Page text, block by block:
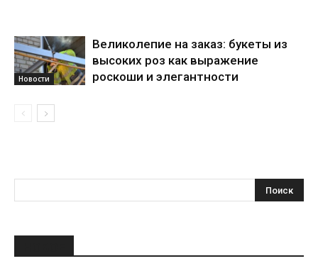
Новости
Великолепие на заказ: букеты из
высоких роз как выражение
роскоши и элегантности